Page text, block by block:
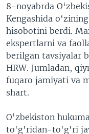
8-noyabrda
Kengashida
hisobotini berdi.
ekspertlarni va
berilgan tavsiyalar
HRW. Jumladan,
fuqaro jamiyati va
shart.
O'zbekiston
to'g'ridan-to'g'ri